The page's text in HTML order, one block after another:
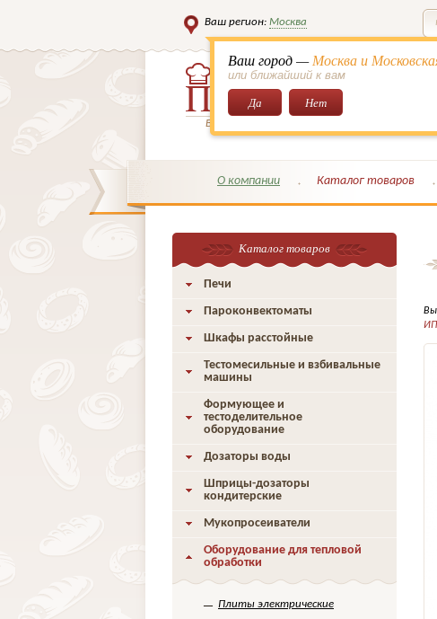
Ваш регион: Москва
Ваш город —Москва и
или ближайший к вам
Да Нет
Всё для кондитеров и поваров!
О компании Каталог товаров
Вы
Каталог товаров
Печи
Пароконвектоматы
Шкафы расстойные
Тестомесильные и взбивальные
машины
Формующее и
тестоделительное
оборудование
Дозаторы воды
Шприцы-дозаторы
кондитерские
Мукопросеиватели
Оборудование для тепловой
обработки
Плиты электрические